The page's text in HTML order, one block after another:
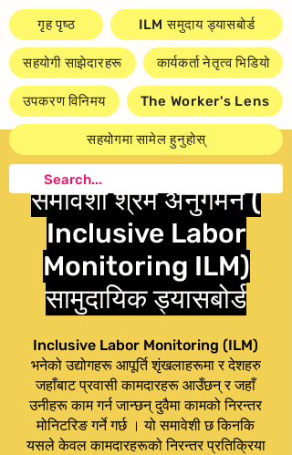
गृह पृष्ठ ILM समुदाय ड्यासबोर्ड
सहयोगी साझेदारहरू कार्यकर्ता नेतृत्व भिडियो
उपकरण विनिमय The Worker's Lens
सहयोगमा सामेल हुनुहोस्
समावेशी श्रम अनुगमन (
Inclusive Labor
Monitoring ILM)
सामुदायिक ड्यासबोर्ड
Inclusive Labor Monitoring (ILM)
भनेको उद्योगहरू आपूर्ति शृंखलाहरूमा र देशहरु
जहाँबाट प्रवासी कामदारहरू आउँछन् र जहाँ
उनीहरू काम गर्न जान्छन् दुवैमा कामको निरन्तर
मोनिटरिङ गर्ने गर्छ । यो समावेशी छ किनकि
यसले केवल कामदारहरूको निरन्तर प्रतिक्रिया